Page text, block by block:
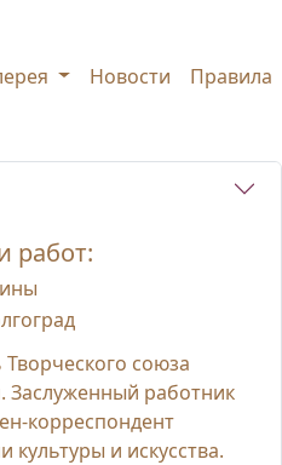
Новости Правила
работ:
союза
Заслуженный работник
корреспондент
и искусства.